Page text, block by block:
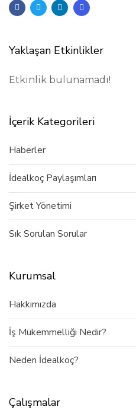
Yaklaşan Etkinlikler
Etkinlik bulunamadı!
İçerik Kategorileri
Haberler
İdealkoç Paylaşımları
Şirket Yönetimi
Sık Sorulan Sorular
Kurumsal
Hakkımızda
İş Mükemmelliği Nedir?
Neden İdealkoç?
Çalışmalar